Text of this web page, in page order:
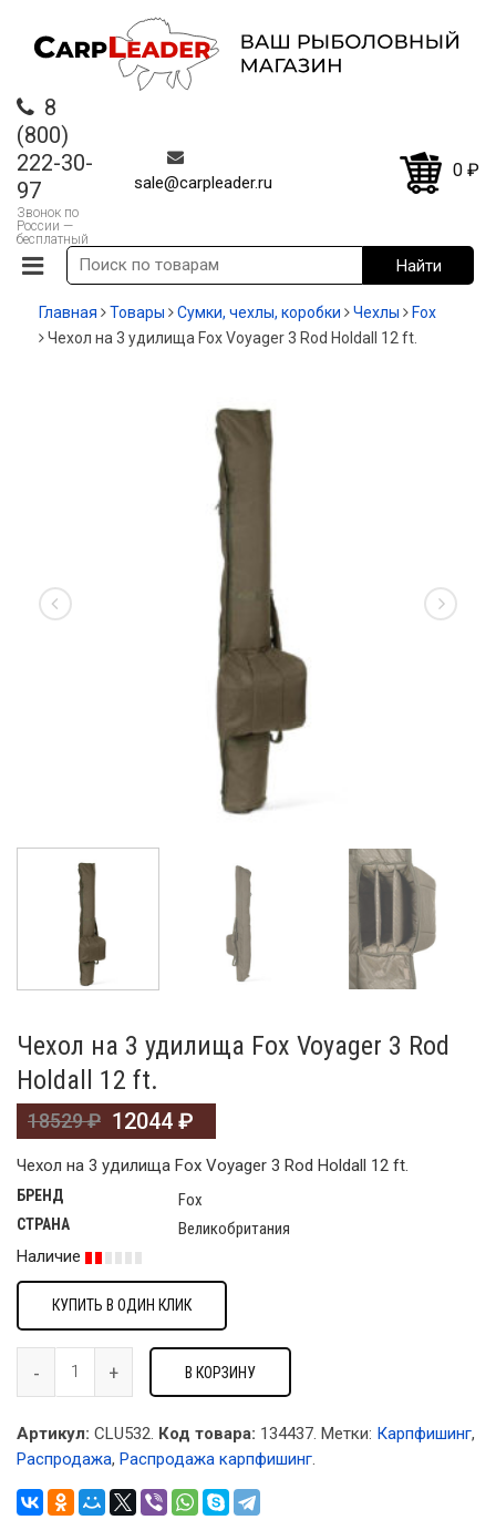
8
(800)
222-30-
97
Звонок по
России —
бесплатный
sale@carpleader.ru
0 ₽
Главная Товары Сумки, чехлы, коробки Чехлы
Fox
Чехол на 3 удилища Fox Voyager 3 Rod Holdall 12 ft.
Чехол на 3 удилища Fox Voyager 3 Rod
Holdall 12 ft.
18529₽ 12044 ₽
Чехол на 3 удилища Fox Voyager 3 Rod Holdall 12 ft.
БРЕНД Fox
СТРАНА
Великобритания
Наличие
КУПИТЬ В ОДИН КЛИК
В КОРЗИНУ
Артикул: CLU532. Код товара: 134437. Метки: Карпфишинг,
Распродажа, Распродажа карпфишинг.